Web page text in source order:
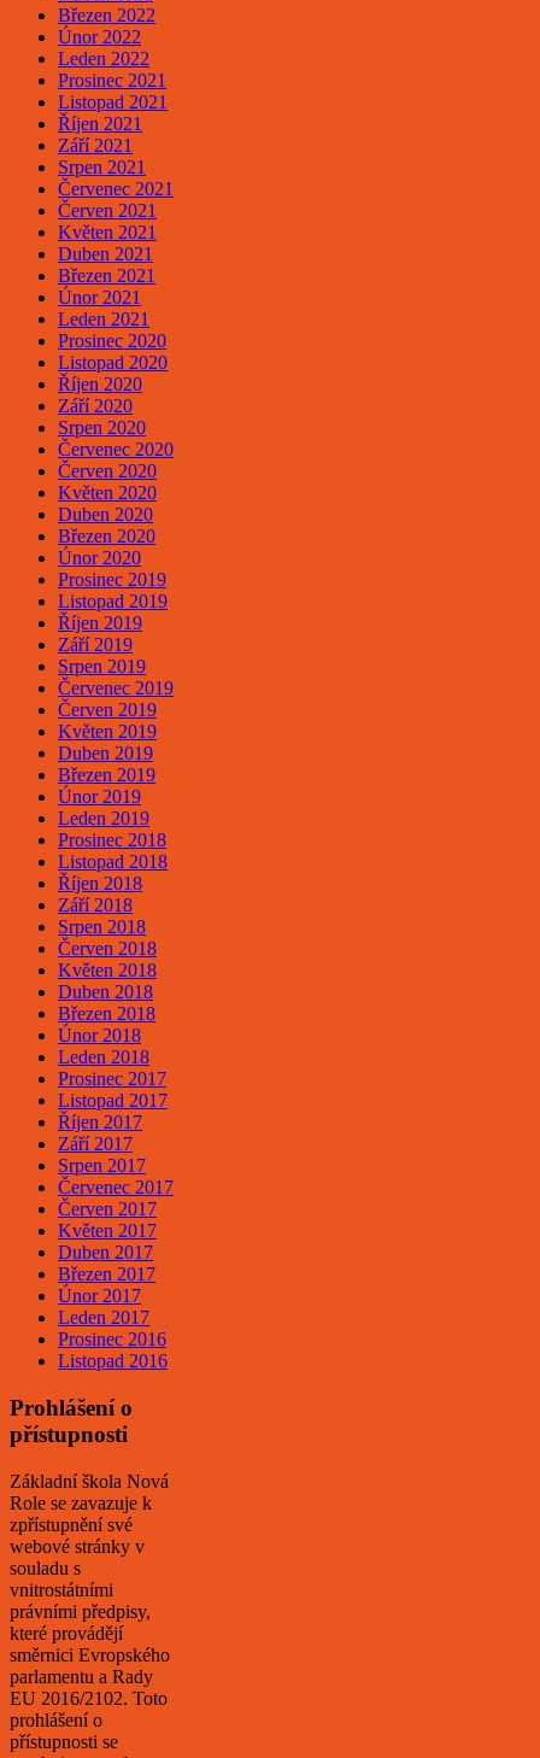
Březen 2022
Únor 2022
Leden 2022
Prosinec 2021
Listopad 2021
Říjen 2021
Září 2021
Srpen 2021
Červenec 2021
Červen 2021
Květen 2021
Duben 2021
Březen 2021
Únor 2021
Leden 2021
Prosinec 2020
Listopad 2020
Říjen 2020
Září 2020
Srpen 2020
Červenec 2020
Červen 2020
Květen 2020
Duben 2020
Březen 2020
Únor 2020
Prosinec 2019
Listopad 2019
Říjen 2019
Září 2019
Srpen 2019
Červenec 2019
Červen 2019
Květen 2019
Duben 2019
Březen 2019
Únor 2019
Leden 2019
Prosinec 2018
Listopad 2018
Říjen 2018
Září 2018
Srpen 2018
Červen 2018
Květen 2018
Duben 2018
Březen 2018
Únor 2018
Leden 2018
Prosinec 2017
Listopad 2017
Říjen 2017
Září 2017
Srpen 2017
Červenec 2017
Červen 2017
Květen 2017
Duben 2017
Březen 2017
Únor 2017
Leden 2017
Prosinec 2016
Listopad 2016
Prohlášení o
přístupnosti
Základní škola Nová
Role se zavazuje k
zpřístupnění své
webové stránky v
souladu s
vnitrostátními
právními předpisy,
které provádějí
směrnici Evropského
parlamentu a Rady
EU 2016/2102. Toto
prohlášení o
přístupnosti se